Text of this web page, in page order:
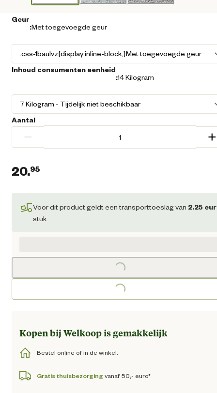
Geur
:Met toegevoegde geur
Inhoud consumenten eenheid
:14 Kilogram
Aantal
− +
20.95
Huidige prijs € 20,95
Voor dit product geldt een transporttoeslag van 2.25
stuk
Loading...
Loading...
Kopen bij Welkoop is gemakkelijk
Bestel online of in de winkel.
Gratis thuisbezorging vanaf 50,- euro*